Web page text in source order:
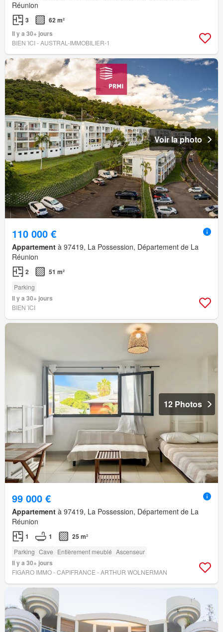
Réunion
3
62 m²
Il y a 30+ jours
BIEN´ICI - AUSTRAL-IMMOBILIER-1
Voir la photo
110 000 €
Appartement à 97419, La Possession, Département de La
Réunion
2 51 m²
Parking
Il y a 30+ jours
BIEN´ICI
12 Photos
99 000 €
Appartement à 97419, La Possession, Département de La
Réunion
1 1 25 m²
Parking Cave Entièrement meublé Ascenseur
Il y a 30+ jours
FIGARO IMMO - CAPIFRANCE - ARTHUR WOLNERMAN